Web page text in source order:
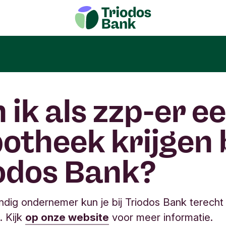
ik als zzp-er
krijgen
Bank?
ondernemer kun je bij Triodos Bank
Kijk op onze website voor meer informatie.